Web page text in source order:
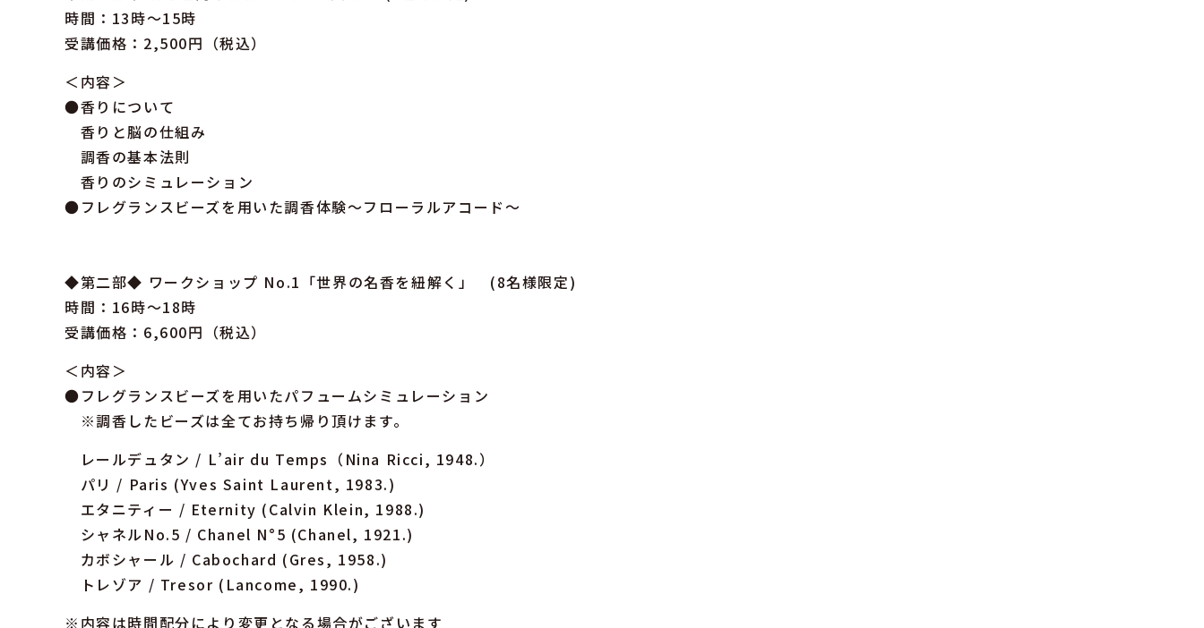
時間：13時〜15時
受講価格：2,500円（税込）
＜内容＞
●香りについて
香りと脳の仕組み
調香の基本法則
香りのシミュレーション
●フレグランスビーズを用いた調香体験〜フローラルアコード〜
◆第二部◆ ワークショップ No.1「世界の名香を紐解く」 (8名様限定)
時間：16時〜18時
受講価格：6,600円（税込）
＜内容＞
●フレグランスビーズを用いたパフュームシミュレーション
※調香したビーズは全てお持ち帰り頂けます。
レールデュタン / L’air du Temps（Nina Ricci, 1948.）
パリ / Paris (Yves Saint Laurent, 1983.)
エタニティー / Eternity (Calvin Klein, 1988.)
シャネルNo.5 / Chanel N°5 (Chanel, 1921.)
カボシャール / Cabochard (Gres, 1958.)
トレゾア / Tresor (Lancome, 1990.)
※内容は時間配分により変更となる場合がございます